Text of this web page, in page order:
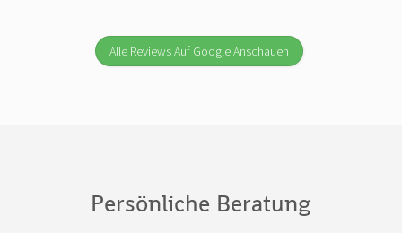
Alle Reviews Auf Google Anschauen
Persönliche Beratung